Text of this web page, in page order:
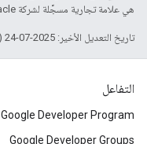
هي علامة تجارية مسجَّلة لشركة Oracle و/أو شركائها التابعين.
تاريخ التعديل الأخير: 2025-07-24 (حسب التوقيت العالمي المتفَّق عليه)
التفاعل
Google Developer Program
Google Developer Groups